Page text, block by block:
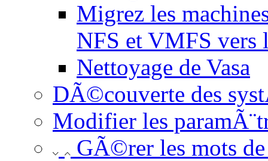
Migrez les
NFS et VMFS vers
Nettoyage de Vasa
DÃ©couverte des
Modifier les
GÃ©rer les mots de